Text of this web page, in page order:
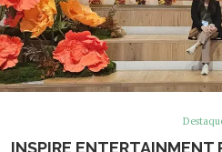
INSPIRE ENTERTAINMENT